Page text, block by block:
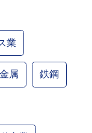
業
属 鉄鋼